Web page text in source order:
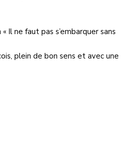
Il ne faut pas s’embarquer sans
plein de bon sens et avec une